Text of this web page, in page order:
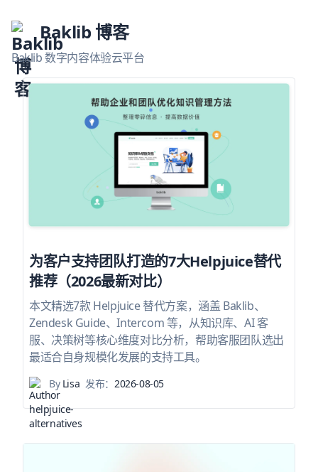
Baklib 博客
Baklib 数字内容体验云平台
为客户支持团队打造的7大Helpjuice替代
推荐（2026最新对比）
本文精选7款 Helpjuice 替代方案，涵盖 Baklib、
Zendesk Guide、Intercom 等，从知识库、AI 客
服、决策树等核心维度对比分析，帮助客服团队选出
最适合自身规模化发展的支持工具。
ByLisa 发布：2026-08-05